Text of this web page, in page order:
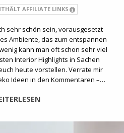
AFFILIATE LINKS
sehr schön sein, vorausgesetzt
Ambiente, das zum entspannen
kann man oft schon sehr viel
Interior Highlights in Sachen
heute vorstellen. Verrate mir
Ideen in den Kommentaren –…